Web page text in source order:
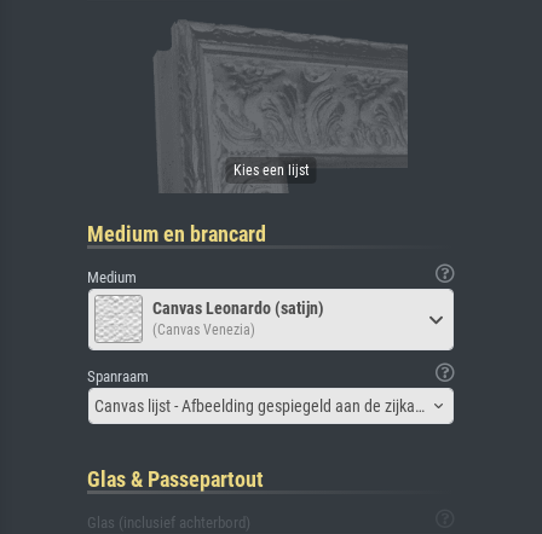
Medium en brancard
Medium
Canvas Leonardo (satijn)
(Canvas Venezia)
Spanraam
Canvas lijst - Afbeelding gespiegeld aan de zijkant
Glas & Passepartout
Glas (inclusief achterbord)